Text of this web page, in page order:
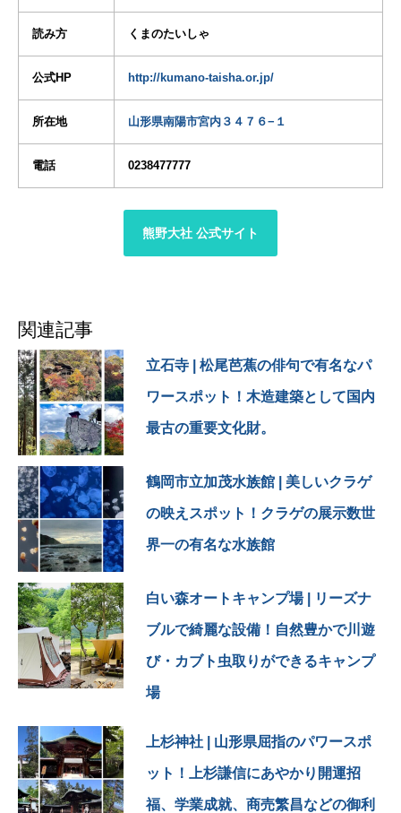
.
ということで
茅の輪があったり
風鈴飾りがあったりなど
(風鈴と霧の演出には驚い
実は…
熊野大社には隠れた楽しみ
方があって、
それが本殿裏にある
「三羽のうさぎ」
隠し彫りにされたうさぎ三
羽を
全部見つけると幸せになれ
る♪
という言い伝えがあるそう
で
なんとか全部見つけようと
首を伸ばし目を見開いて
探すのですが
私は一羽だけしか
見つけられんかった😂
（pic8:どこにいるかわか
る？）
読み方 くまのたいしゃ
公式HP http://kumano-taisha.or.jp/
所在地 山形県南陽市宮内３４７６−１
電話 0238477777
熊野大社 公式サイト
関連記事
立石寺| 松尾芭蕉の俳句で有名なパ
ワースポット！木造建築として国内
最古の重要文化財。
鶴岡市立加茂水族館| 美しいクラゲ
の映えスポット！クラゲの展示数世
界一の有名な水族館
白い森オートキャンプ場| リーズナ
ブルで綺麗な設備！自然豊かで川遊
び・カブト虫取りができるキャンプ
場
上杉神社| 山形県屈指のパワースポ
ット！上杉謙信にあやかり開運招
福、学業成就、商売繁昌などの御利